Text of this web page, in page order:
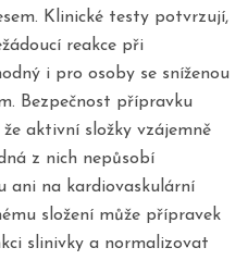
Klinické testy potvrzují,
reakce při
i pro osoby se sníženou
Bezpečnost přípravku
aktivní složky vzájemně
z nich nepůsobí
ani na kardiovaskulární
složení může přípravek
slinivky a normalizovat